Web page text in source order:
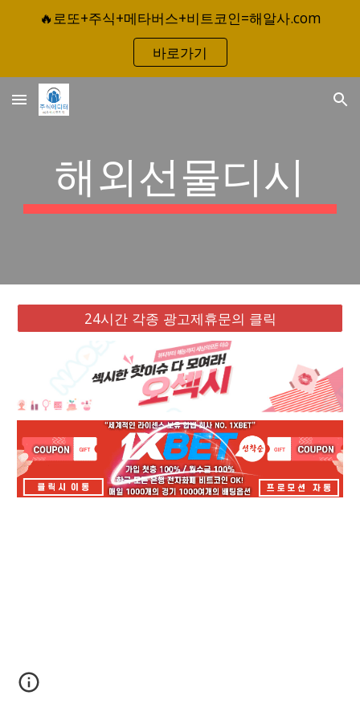
Skip to main content Skip to navigation
🔥로또+주식+메타버스+비트코인=해알사.com
바로가기
해외선물디시
24시간 각종 광고제휴문의 클릭